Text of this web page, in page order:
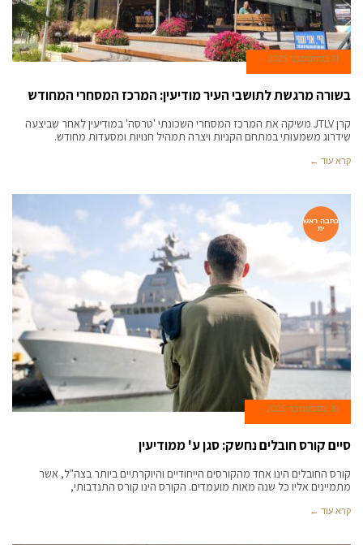
11 בספטמבר 2025
בשורה מרגשת לתושבי העיר מודיעין: המרכז המסחרי המחודש
קרן JTLV משיקה את המרכז המסחרי השכונתי 'טרסה' במודיעין לאחר שביצעה
שידרוג משמעותי במתחם הקניות ויצרה תמהיל חנויות ומסעדות מחודש.
קרא עוד ←
כתבה ראש
ית
10 בספטמבר 2025
סיים קורס חובלים נחשק: סגן ע' ממודיעין
קורס החובלים הינו אחד מהקורסים הייחודיים והיוקרתיים ביותר בצה"ל, אשר
מתמיינים אליו כל שנה מאות מועמדים. הקורס הינו קורס התנדבותי,
קרא עוד ←